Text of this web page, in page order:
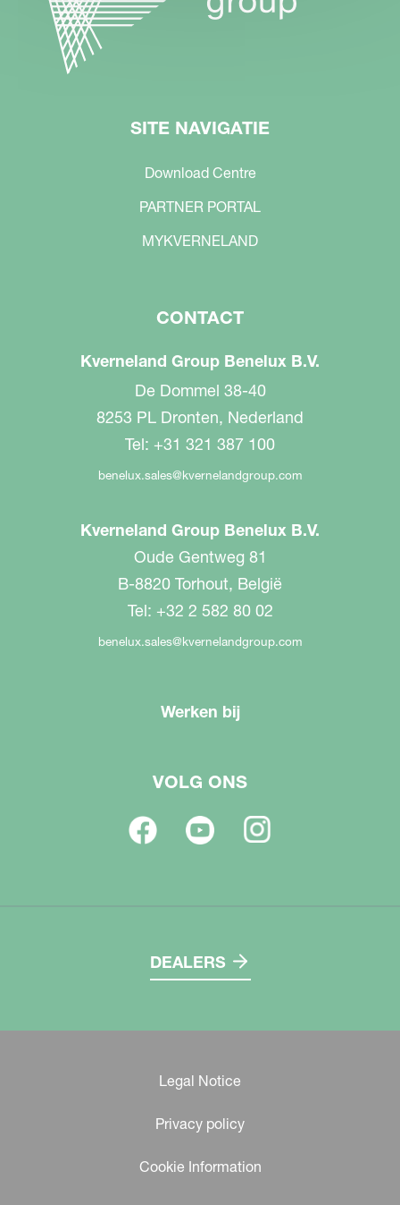
SITE NAVIGATIE
Download Centre
PARTNER PORTAL
MYKVERNELAND
CONTACT
Kverneland Group Benelux B.V.
De Dommel 38-40
8253 PL Dronten, Nederland
Tel: +31 321 387 100
benelux.sales@kvernelandgroup.com
Kverneland Group Benelux B.V.
Oude Gentweg 81
B-8820 Torhout, België
Tel: +32 2 582 80 02
benelux.sales@kvernelandgroup.com
Werken bij
VOLG ONS
DEALERS
Legal Notice
Privacy policy
Cookie Information